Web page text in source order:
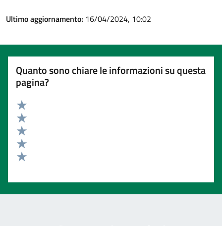
Ultimo aggiornamento: 16/04/2024, 10:02
Quanto sono chiare le informazioni su questa
pagina?
Valuta 5 stelle su 5
Valuta 4 stelle su 5
Valuta 3 stelle su 5
Valuta 2 stelle su 5